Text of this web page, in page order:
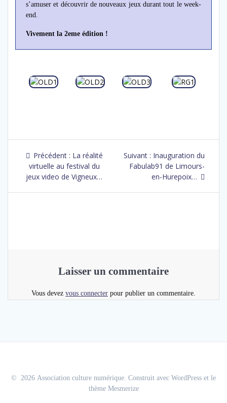
s’amuser et découvrir de nouveaux jeux durant tout le week-
end.
Vivement la 2eme édition !
Précédent : La réalité
virtuelle au festival du
jeux video de Vigneux…
Suivant : Inauguration du
Fabulab91 de Limours-
en-Hurepoix…
Laisser un commentaire
Vous devez vous connecter pour publier un commentaire.
© 2026 Association culture numérique. Construit avec WordPress et le
thème Mesmerize